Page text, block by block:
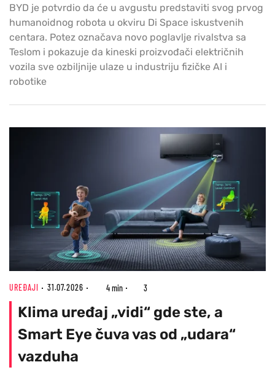
BYD je potvrdio da će u avgustu predstaviti svog prvog
humanoidnog robota u okviru Di Space iskustvenih
centara. Potez označava novo poglavlje rivalstva sa
Teslom i pokazuje da kineski proizvođači električnih
vozila sve ozbiljnije ulaze u industriju fizičke AI i
robotike
UREĐAJI 31.07.2026 4 min 3
Klima uređaj „vidi“ gde ste, a
Smart Eye čuva vas od „udara“
vazduha